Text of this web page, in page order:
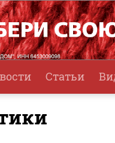
Статьи